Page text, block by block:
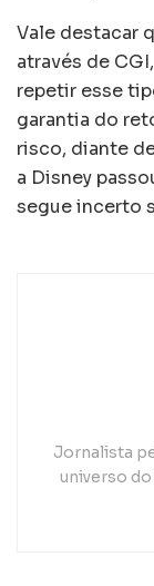
Vale destacar
através de
repetir esse
garantia do
risco, diante
a Disney
segue incerto
Jornalista
universo